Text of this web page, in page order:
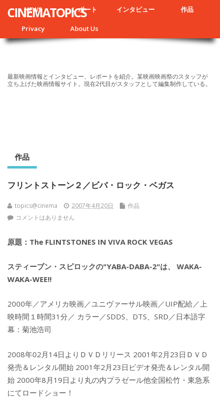
NEWS レポート インタビュー 作品
Privacy About Us
CINEMATOPICS
最新映画情報とインタビュー、レポートを紹介。某映画映画祭のスタッフが
立ち上げた映画情報サイト。現在2代目がスタッフとして編集制作している。
作品
フリントストーン２／ビバ・ロック・ベガス
topics@cinema 2007年4月20日
作品
コメントはありません
原題：The FLINTSTONES IN VIVA ROCK VEGAS
スティーブン・スピロックの"YABA-DABA-2"は、 WAKA-
WAKA-WEE!!
2000年／アメリカ映画／ユニヴァーサル映画／UIP配給／上
映時間１時間31分／ カラー／SDDS、DTS、SRD／日本語字
幕：菊池浩司
2008年02月14日よりＤＶＤリリース 2001年2月23日ＤＶＤ
発売＆レンタル開始 2001年2月23日ビデオ発売＆レンタル開
始 2000年8月19日より丸の内プラゼール他全国松竹・東急系
にてロードショー！